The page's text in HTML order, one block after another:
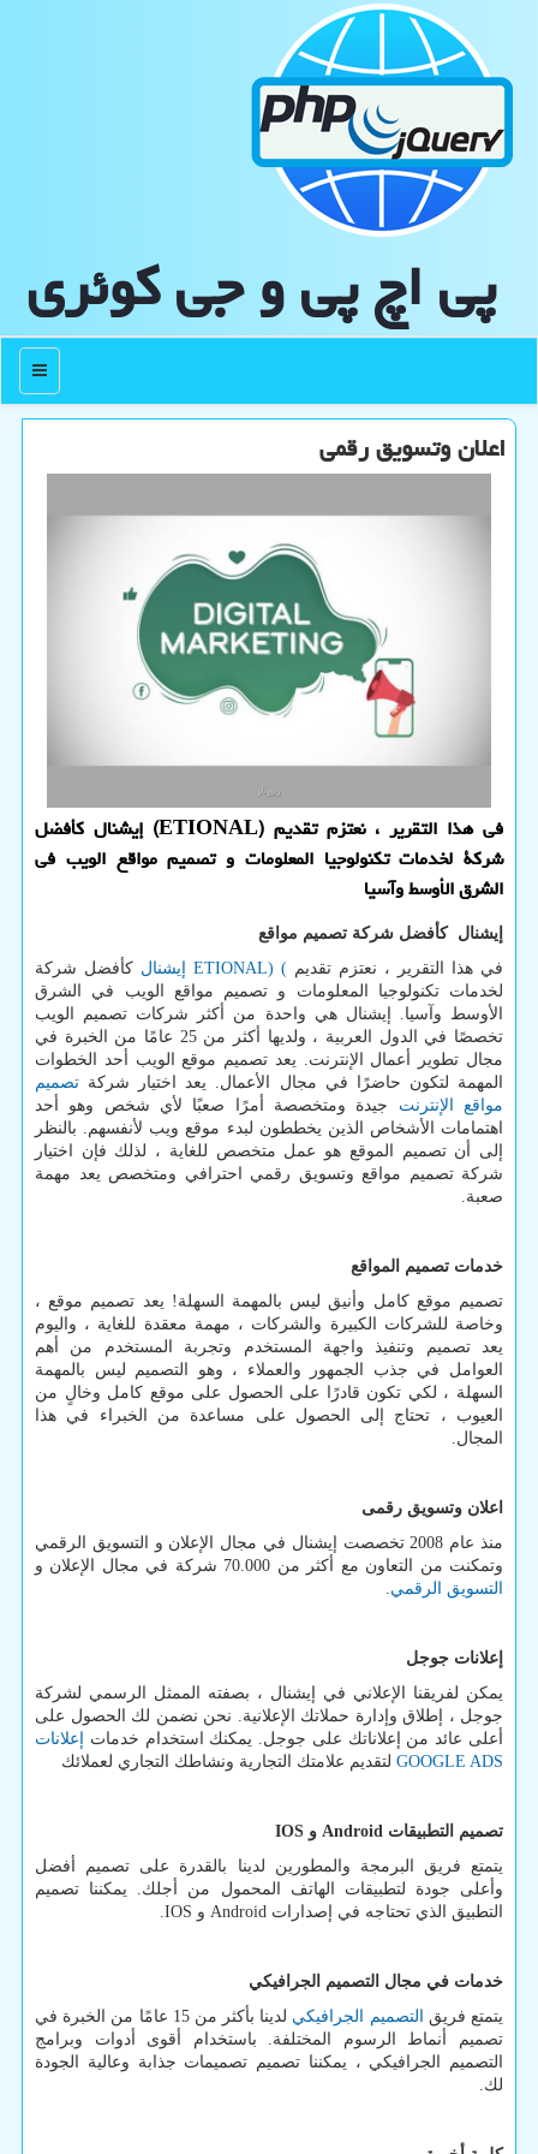
پی اچ پی و جی كوئری
منو
اعلان وتسویق رقمی
فی هذا التقریر ، نعتزم تقدیم (ETIONAL) إیشنال کأفضل
شرکة لخدمات تکنولوجیا المعلومات و تصمیم مواقع الویب فی
الشرق الأوسط وآسیا
إیشنال كأفضل شركة تصميم مواقع
في هذا التقرير ، نعتزم تقديم (
ETIONAL) إیشنال كأفضل شركة
لخدمات تكنولوجيا المعلومات و تصميم مواقع الويب في الشرق
الأوسط وآسيا. إیشنال هي واحدة من أكثر شركات تصميم الويب
تخصصًا في الدول العربية ، ولديها أكثر من 25 عامًا من الخبرة في
مجال تطوير أعمال الإنترنت. يعد تصميم موقع الويب أحد الخطوات
المهمة لتكون حاضرًا في مجال الأعمال. يعد اختيار شركة تصميم
مواقع الإنترنت جيدة ومتخصصة أمرًا صعبًا لأي شخص وهو أحد
اهتمامات الأشخاص الذين يخططون لبدء موقع ويب لأنفسهم. بالنظر
إلى أن تصميم الموقع هو عمل متخصص للغاية ، لذلك فإن اختيار
شركة تصميم مواقع وتسويق رقمي احترافي ومتخصص يعد مهمة
صعبة.
خدمات تصميم المواقع
تصميم موقع كامل وأنيق ليس بالمهمة السهلة! يعد تصميم موقع ،
وخاصة للشركات الكبيرة والشركات ، مهمة معقدة للغاية ، واليوم
يعد تصميم وتنفيذ واجهة المستخدم وتجربة المستخدم من أهم
العوامل في جذب الجمهور والعملاء ، وهو التصميم ليس بالمهمة
السهلة ، لكي تكون قادرًا على الحصول على موقع كامل وخالٍ من
العيوب ، تحتاج إلى الحصول على مساعدة من الخبراء في هذا
المجال.
اعلان وتسويق رقمى
منذ عام 2008 تخصصت إیشنال في مجال الإعلان و التسويق الرقمي
وتمكنت من التعاون مع أكثر من 70.000 شركة في مجال الإعلان و
التسويق الرقمي.
إعلانات جوجل
يمكن لفريقنا الإعلاني في إیشنال ، بصفته الممثل الرسمي لشركة
جوجل ، إطلاق وإدارة حملاتك الإعلانية. نحن نضمن لك الحصول على
أعلى عائد من إعلاناتك على جوجل. يمكنك استخدام خدمات
إعلانات
GOOGLE ADS لتقديم علامتك التجارية ونشاطك التجاري لعملائك
تصميم التطبيقات Android و IOS
يتمتع فريق البرمجة والمطورين لدينا بالقدرة على تصميم أفضل
وأعلى جودة لتطبيقات الهاتف المحمول من أجلك. يمكننا تصميم
التطبيق الذي تحتاجه في إصدارات Android و IOS
.
خدمات في مجال التصميم الجرافيكي
يتمتع فريق التصميم الجرافيكي
لدينا بأكثر من 15 عامًا من الخبرة في
تصميم أنماط الرسوم المختلفة. باستخدام أقوى أدوات وبرامج
التصميم الجرافيكي ، يمكننا تصميم تصميمات جذابة وعالية الجودة
لك.